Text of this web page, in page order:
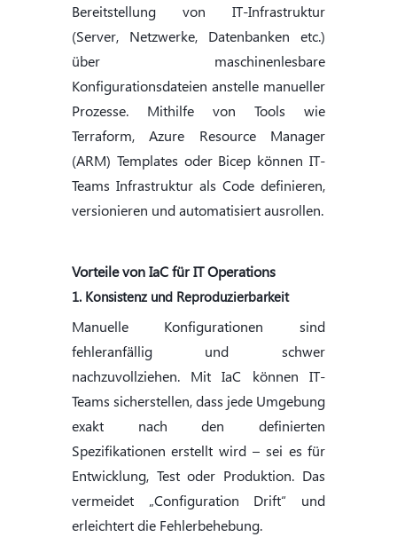
Bereitstellung von IT-Infrastruktur
(Server, Netzwerke, Datenbanken etc.)
über maschinenlesbare
Konfigurationsdateien anstelle manueller
Prozesse. Mithilfe von Tools wie
Terraform, Azure Resource Manager
(ARM) Templates oder Bicep können IT-
Teams Infrastruktur als Code definieren,
versionieren und automatisiert ausrollen.
Vorteile von IaC für IT Operations
1. Konsistenz und Reproduzierbarkeit
Manuelle Konfigurationen sind
fehleranfällig und schwer
nachzuvollziehen. Mit IaC können IT-
Teams sicherstellen, dass jede Umgebung
exakt nach den definierten
Spezifikationen erstellt wird – sei es für
Entwicklung, Test oder Produktion. Das
vermeidet „Configuration Drift“ und
erleichtert die Fehlerbehebung.